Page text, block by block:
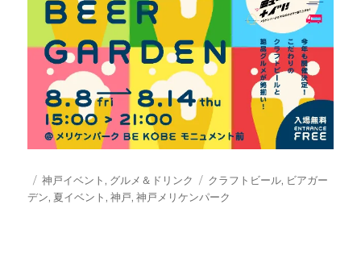
投
稿
カ
テ
神戸イベント , グルメ＆ドリンク
タ
グ
クラフトビール, ビアガー
デン, 夏イベント ,神戸,神戸メリケンパーク